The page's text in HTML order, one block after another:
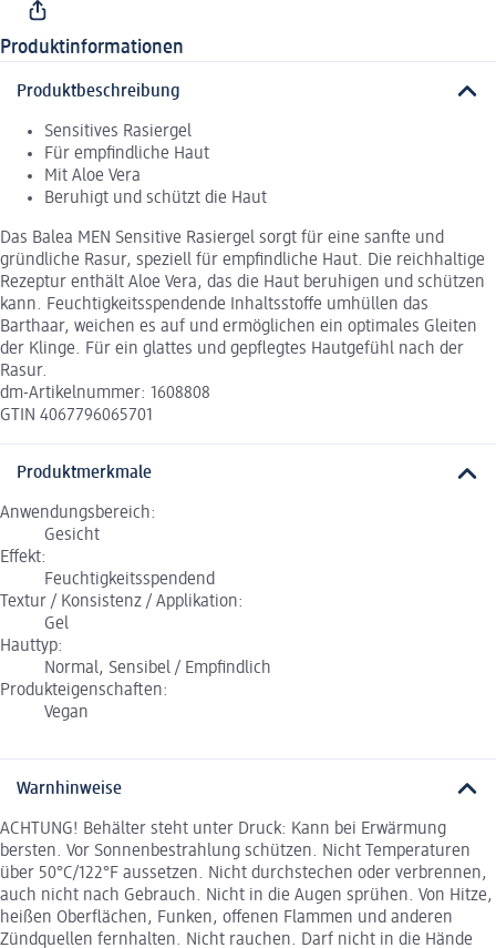
Produktinformationen
Produktbeschreibung
Sensitives Rasiergel
Für empfindliche Haut
Mit Aloe Vera
Beruhigt und schützt die Haut
Das Balea MEN Sensitive Rasiergel sorgt für eine sanfte und
gründliche Rasur, speziell für empfindliche Haut. Die reichhaltige
Rezeptur enthält Aloe Vera, das die Haut beruhigen und schützen
kann. Feuchtigkeitsspendende Inhaltsstoffe umhüllen das
Barthaar, weichen es auf und ermöglichen ein optimales Gleiten
der Klinge. Für ein glattes und gepflegtes Hautgefühl nach der
Rasur.
dm-Artikelnummer: 1608808
GTIN 4067796065701
Produktmerkmale
Anwendungsbereich:
Gesicht
Effekt:
Feuchtigkeitsspendend
Textur / Konsistenz / Applikation:
Gel
Hauttyp:
Normal, Sensibel / Empfindlich
Produkteigenschaften:
Vegan
Warnhinweise
ACHTUNG! Behälter steht unter Druck: Kann bei Erwärmung
bersten. Vor Sonnenbestrahlung schützen. Nicht Temperaturen
über 50°C/122°F aussetzen. Nicht durchstechen oder verbrennen,
auch nicht nach Gebrauch. Nicht in die Augen sprühen. Von Hitze,
heißen Oberflächen, Funken, offenen Flammen und anderen
Zündquellen fernhalten. Nicht rauchen. Darf nicht in die Hände